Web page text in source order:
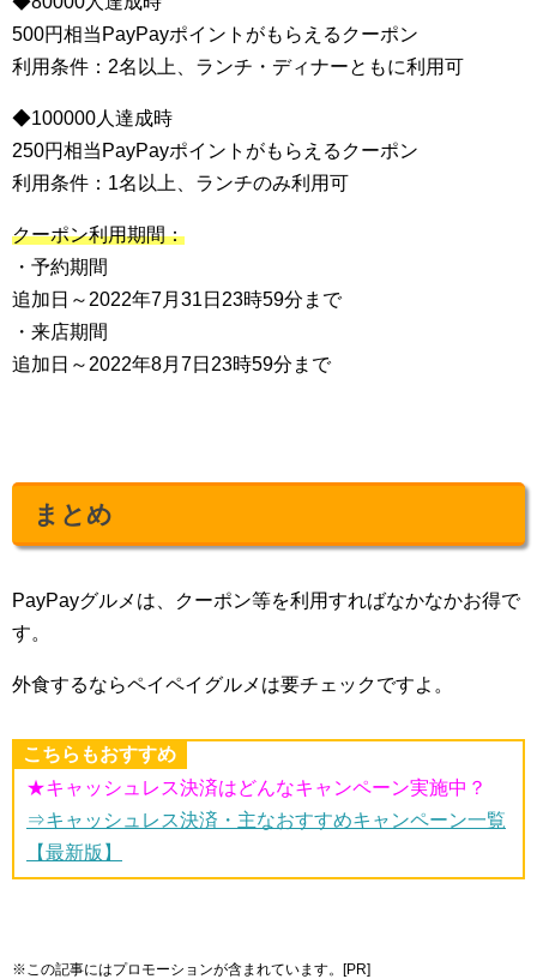
500円相当PayPayポイントがもらえるクーポン
利用条件：2名以上、ランチ・ディナーともに利用可
◆100000人達成時
250円相当PayPayポイントがもらえるクーポン
利用条件：1名以上、ランチのみ利用可
クーポン利用期間：
・予約期間
追加日～2022年7月31日23時59分まで
・来店期間
追加日～2022年8月7日23時59分まで
まとめ
PayPayグルメは、クーポン等を利用すればなかなかお得で
す。
外食するならペイペイグルメは要チェックですよ。
こちらもおすすめ
★キャッシュレス決済はどんなキャンペーン実施中？
⇒キャッシュレス決済・主なおすすめキャンペーン一覧
【最新版】
※この記事にはプロモーションが含まれています。[PR]